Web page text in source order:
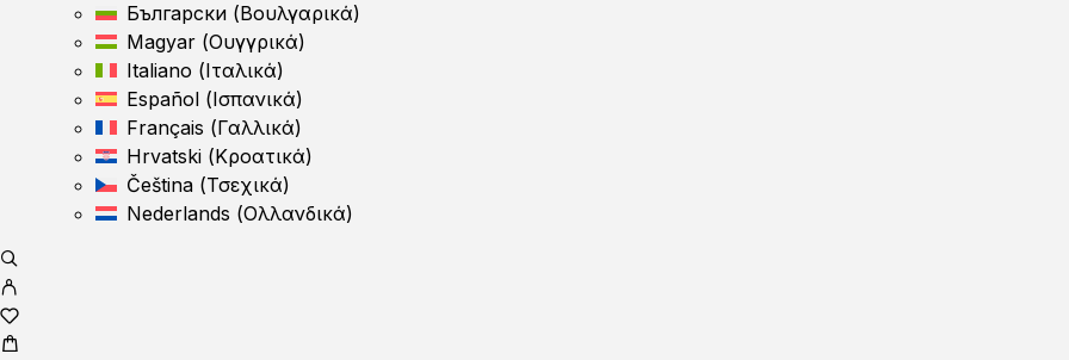
Български (Βουλγαρικά)
Magyar (Ουγγρικά)
Italiano (Ιταλικά)
Español (Ισπανικά)
Français (Γαλλικά)
Hrvatski (Κροατικά)
Čeština (Τσεχικά)
Nederlands (Ολλανδικά)